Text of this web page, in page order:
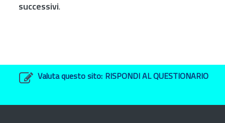
successivi.
Valuta questo sito: RISPONDI AL QUESTIONARIO